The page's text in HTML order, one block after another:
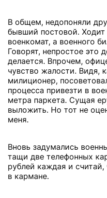
В общем, недопоняли
бывший постовой.
военкомат, а военного
Говорят, непростое это
делается. Впрочем,
чувство жалости. Видя,
милиционер,
процесса привезти в
метра паркета. Сущая
выложить. Но тот не
меня.
Вновь задумались
тащи две телефонных
рублей каждая и
в кармане.